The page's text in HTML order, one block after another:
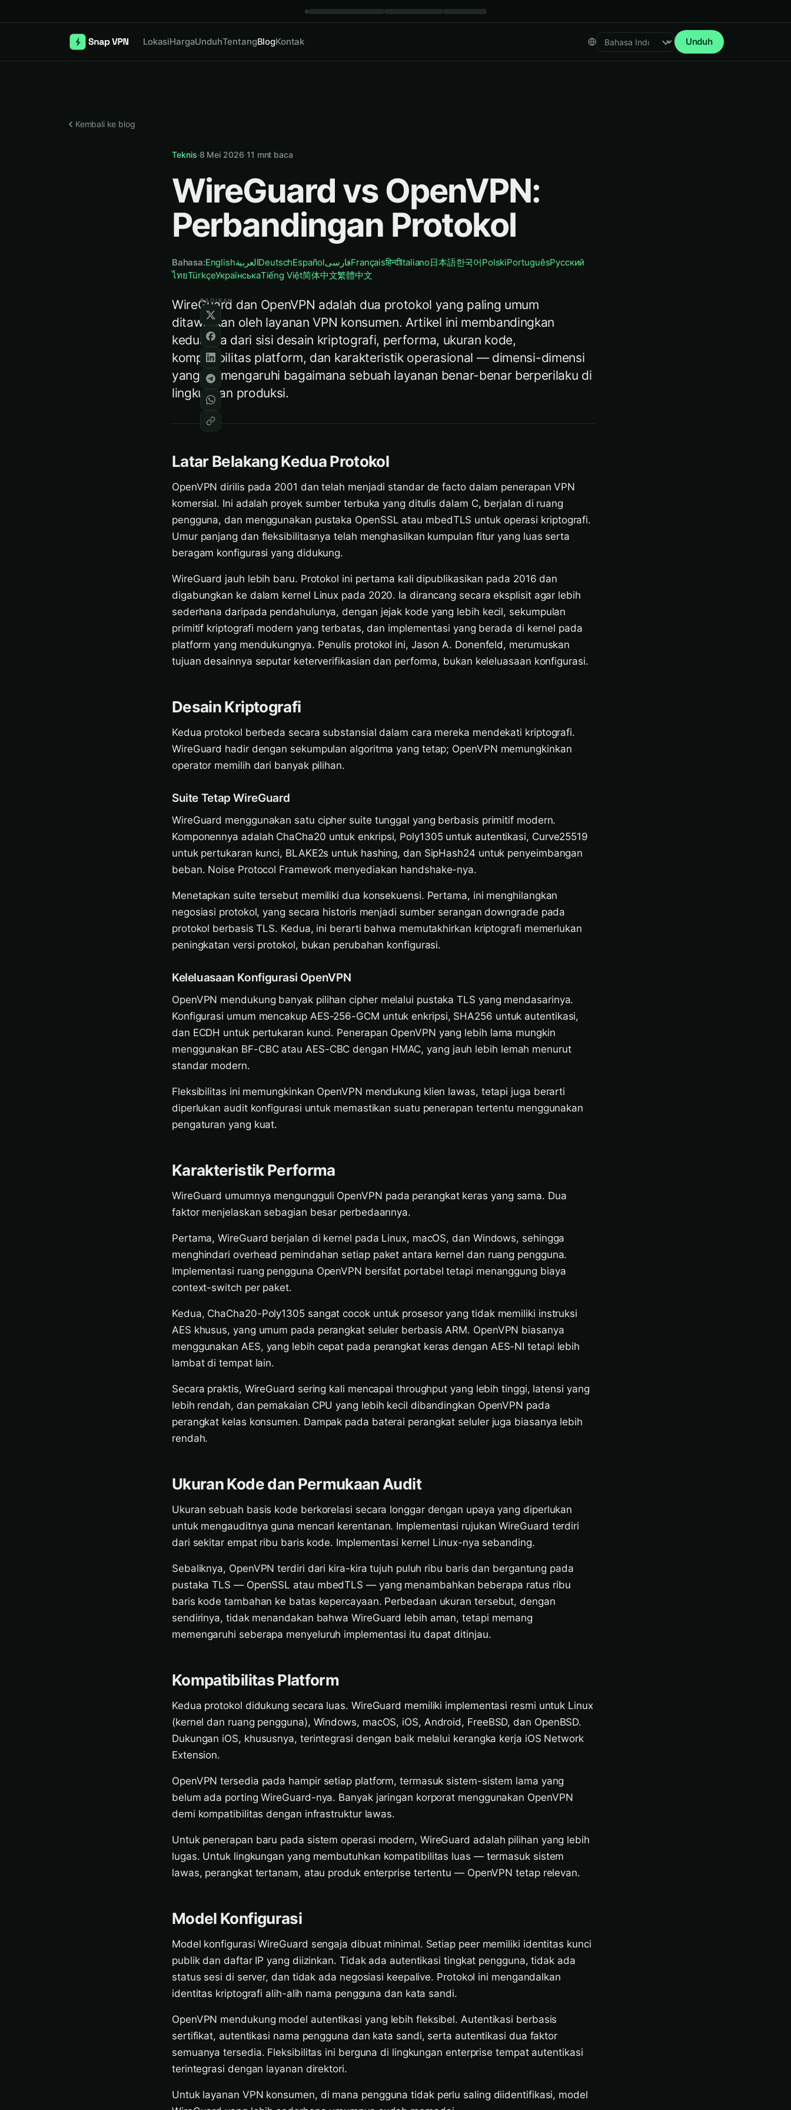
LokasiHargaUnduhTentangBlogKontak
Select language
Unduh
Kembali ke blog
Teknis·8 Mei 2026·11 mnt baca
WireGuard vs OpenVPN:
Perbandingan Protokol
Bahasa:EnglishالعربيةDeutschEspañolفارسیFrançaisहिन्दीItaliano日本語한국어PolskiPortuguêsРусский
ไทยTürkçeУкраїнськаTiếng Việt简体中文繁體中文
WireGuard dan OpenVPN adalah dua protokol yang paling umum
ditawarkan oleh layanan VPN konsumen. Artikel ini membandingkan
keduanya dari sisi desain kriptografi, performa, ukuran kode,
kompatibilitas platform, dan karakteristik operasional — dimensi-dimensi
yang memengaruhi bagaimana sebuah layanan benar-benar berperilaku di
lingkungan produksi.
Latar Belakang Kedua Protokol
OpenVPN dirilis pada 2001 dan telah menjadi standar de facto dalam penerapan VPN
komersial. Ini adalah proyek sumber terbuka yang ditulis dalam C, berjalan di ruang
pengguna, dan menggunakan pustaka OpenSSL atau mbedTLS untuk operasi kriptografi.
Umur panjang dan fleksibilitasnya telah menghasilkan kumpulan fitur yang luas serta
beragam konfigurasi yang didukung.
WireGuard jauh lebih baru. Protokol ini pertama kali dipublikasikan pada 2016 dan
digabungkan ke dalam kernel Linux pada 2020. Ia dirancang secara eksplisit agar lebih
sederhana daripada pendahulunya, dengan jejak kode yang lebih kecil, sekumpulan
primitif kriptografi modern yang terbatas, dan implementasi yang berada di kernel pada
platform yang mendukungnya. Penulis protokol ini, Jason A. Donenfeld, merumuskan
tujuan desainnya seputar keterverifikasian dan performa, bukan keleluasaan konfigurasi.
Desain Kriptografi
Kedua protokol berbeda secara substansial dalam cara mereka mendekati kriptografi.
WireGuard hadir dengan sekumpulan algoritma yang tetap; OpenVPN memungkinkan
operator memilih dari banyak pilihan.
Suite Tetap WireGuard
WireGuard menggunakan satu cipher suite tunggal yang berbasis primitif modern.
Komponennya adalah ChaCha20 untuk enkripsi, Poly1305 untuk autentikasi, Curve25519
untuk pertukaran kunci, BLAKE2s untuk hashing, dan SipHash24 untuk penyeimbangan
beban. Noise Protocol Framework menyediakan handshake-nya.
Menetapkan suite tersebut memiliki dua konsekuensi. Pertama, ini menghilangkan
negosiasi protokol, yang secara historis menjadi sumber serangan downgrade pada
protokol berbasis TLS. Kedua, ini berarti bahwa memutakhirkan kriptografi memerlukan
peningkatan versi protokol, bukan perubahan konfigurasi.
Keleluasaan Konfigurasi OpenVPN
OpenVPN mendukung banyak pilihan cipher melalui pustaka TLS yang mendasarinya.
Konfigurasi umum mencakup AES-256-GCM untuk enkripsi, SHA256 untuk autentikasi,
dan ECDH untuk pertukaran kunci. Penerapan OpenVPN yang lebih lama mungkin
menggunakan BF-CBC atau AES-CBC dengan HMAC, yang jauh lebih lemah menurut
standar modern.
Fleksibilitas ini memungkinkan OpenVPN mendukung klien lawas, tetapi juga berarti
diperlukan audit konfigurasi untuk memastikan suatu penerapan tertentu menggunakan
pengaturan yang kuat.
Karakteristik Performa
WireGuard umumnya mengungguli OpenVPN pada perangkat keras yang sama. Dua
faktor menjelaskan sebagian besar perbedaannya.
Pertama, WireGuard berjalan di kernel pada Linux, macOS, dan Windows, sehingga
menghindari overhead pemindahan setiap paket antara kernel dan ruang pengguna.
Implementasi ruang pengguna OpenVPN bersifat portabel tetapi menanggung biaya
context-switch per paket.
Kedua, ChaCha20-Poly1305 sangat cocok untuk prosesor yang tidak memiliki instruksi
AES khusus, yang umum pada perangkat seluler berbasis ARM. OpenVPN biasanya
menggunakan AES, yang lebih cepat pada perangkat keras dengan AES-NI tetapi lebih
lambat di tempat lain.
Secara praktis, WireGuard sering kali mencapai throughput yang lebih tinggi, latensi yang
lebih rendah, dan pemakaian CPU yang lebih kecil dibandingkan OpenVPN pada
perangkat kelas konsumen. Dampak pada baterai perangkat seluler juga biasanya lebih
rendah.
Ukuran Kode dan Permukaan Audit
Ukuran sebuah basis kode berkorelasi secara longgar dengan upaya yang diperlukan
untuk mengauditnya guna mencari kerentanan. Implementasi rujukan WireGuard terdiri
dari sekitar empat ribu baris kode. Implementasi kernel Linux-nya sebanding.
Sebaliknya, OpenVPN terdiri dari kira-kira tujuh puluh ribu baris dan bergantung pada
pustaka TLS — OpenSSL atau mbedTLS — yang menambahkan beberapa ratus ribu
baris kode tambahan ke batas kepercayaan. Perbedaan ukuran tersebut, dengan
sendirinya, tidak menandakan bahwa WireGuard lebih aman, tetapi memang
memengaruhi seberapa menyeluruh implementasi itu dapat ditinjau.
Kompatibilitas Platform
Kedua protokol didukung secara luas. WireGuard memiliki implementasi resmi untuk Linux
(kernel dan ruang pengguna), Windows, macOS, iOS, Android, FreeBSD, dan OpenBSD.
Dukungan iOS, khususnya, terintegrasi dengan baik melalui kerangka kerja iOS Network
Extension.
OpenVPN tersedia pada hampir setiap platform, termasuk sistem-sistem lama yang
belum ada porting WireGuard-nya. Banyak jaringan korporat menggunakan OpenVPN
demi kompatibilitas dengan infrastruktur lawas.
Untuk penerapan baru pada sistem operasi modern, WireGuard adalah pilihan yang lebih
lugas. Untuk lingkungan yang membutuhkan kompatibilitas luas — termasuk sistem
lawas, perangkat tertanam, atau produk enterprise tertentu — OpenVPN tetap relevan.
Model Konfigurasi
Model konfigurasi WireGuard sengaja dibuat minimal. Setiap peer memiliki identitas kunci
publik dan daftar IP yang diizinkan. Tidak ada autentikasi tingkat pengguna, tidak ada
status sesi di server, dan tidak ada negosiasi keepalive. Protokol ini mengandalkan
identitas kriptografi alih-alih nama pengguna dan kata sandi.
OpenVPN mendukung model autentikasi yang lebih fleksibel. Autentikasi berbasis
sertifikat, autentikasi nama pengguna dan kata sandi, serta autentikasi dua faktor
semuanya tersedia. Fleksibilitas ini berguna di lingkungan enterprise tempat autentikasi
terintegrasi dengan layanan direktori.
Untuk layanan VPN konsumen, di mana pengguna tidak perlu saling diidentifikasi, model
BAGIKAN